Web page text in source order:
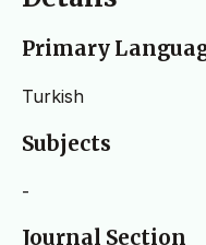
Primary
Turkish
Subjects
-
Journal Section